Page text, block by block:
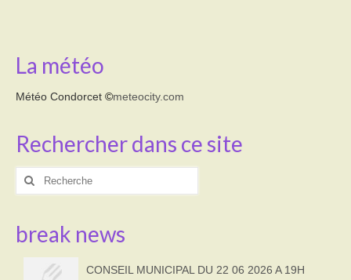
Correspondants de presse
LE BRULAGE DES VEGETAUX
DECHETS VERTS
La météo
Météo Condorcet ©meteocity.com
Rechercher dans ce site
Rechercher
break news
CONSEIL MUNICIPAL DU 22 06 2026 A 19H